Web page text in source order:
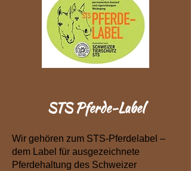
​STS Pferde-Label
Wir gehören zum STS-Pferdelabel –
dem Label für ausgezeichnete
Pferdehaltung des Schweizer